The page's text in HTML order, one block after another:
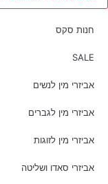
חנות סקס
SALE
אביזרי מין לנשים
אביזרי מין לגברים
אביזרי מין לזוגות
אביזרי סאדו ושליטה